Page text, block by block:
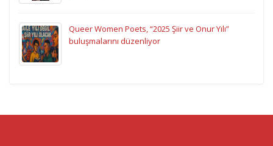
Queer Women Poets, “2025 Şiir ve Onur Yılı”
buluşmalarını düzenliyor